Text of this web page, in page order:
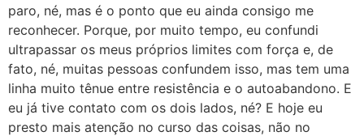
paro, né, mas é o ponto que eu ainda consigo me
reconhecer. Porque, por muito tempo, eu confundi
ultrapassar os meus próprios limites com força e, de
fato, né, muitas pessoas confundem isso, mas tem uma
linha muito tênue entre resistência e o autoabandono. E
eu já tive contato com os dois lados, né? E hoje eu
presto mais atenção no curso das coisas, não no